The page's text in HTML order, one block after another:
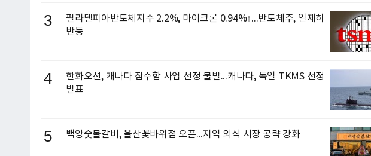
3
필라델피아반도체지수 2.2%, 마이크론 0.94%↑...반도체주, 일제히
반등
4
한화오션, 캐나다 잠수함 사업 선정 불발...캐나다, 독일 TKMS 선정
발표
5 백양숯불갈비, 울산꽃바위점 오픈...지역 외식 시장 공략 강화